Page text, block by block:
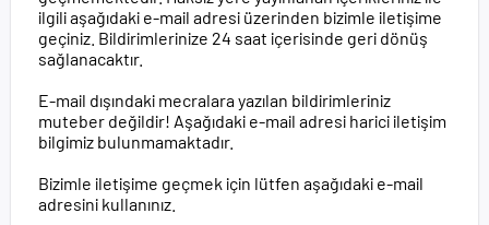
ilgili aşağıdaki e-mail adresi üzerinden bizimle iletişime
geçiniz. Bildirimlerinize 24 saat içerisinde geri dönüş
sağlanacaktır.
E-mail dışındaki mecralara yazılan bildirimleriniz
muteber değildir! Aşağıdaki e-mail adresi harici iletişim
bilgimiz bulunmamaktadır.
Bizimle iletişime geçmek için lütfen aşağıdaki e-mail
adresini kullanınız.